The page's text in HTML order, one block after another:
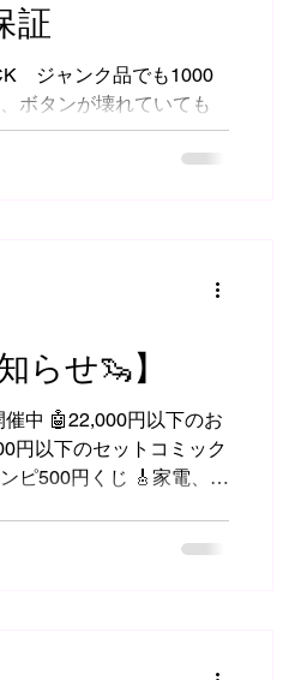
証
ジャンク品でも1000
ボタンが壊れていても
のみBaby-Gは不
欠品は対象外です🙇‍♂️💦
らせ🦦】
中 🤖22,000円以下のお
円以下のセットコミック
ピ500円くじ 🎸家電、雑